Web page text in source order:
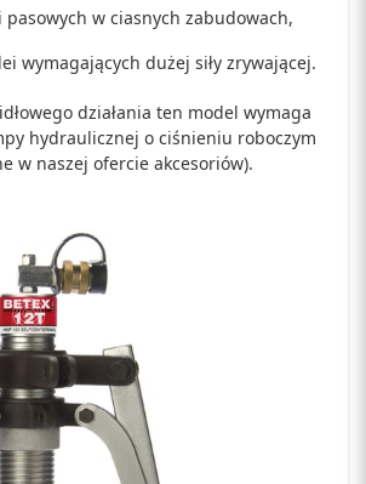
pasowych w ciasnych zabudowach,
wymagających dużej siły zrywającej.
działania ten model wymaga
hydraulicznej o ciśnieniu roboczym
w naszej ofercie akcesoriów).